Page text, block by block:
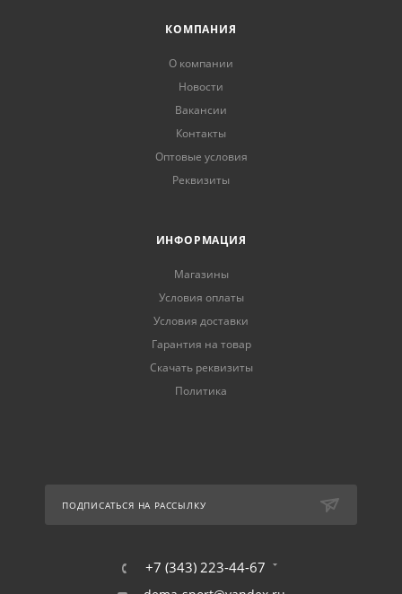
КОМПАНИЯ
О компании
Новости
Вакансии
Контакты
Оптовые условия
Реквизиты
ИНФОРМАЦИЯ
Магазины
Условия оплаты
Условия доставки
Гарантия на товар
Скачать реквизиты
Политика
ПОДПИСАТЬСЯ НА РАССЫЛКУ
+7 (343) 223-44-67